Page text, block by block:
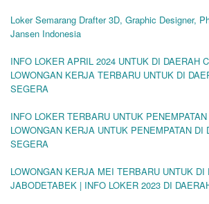
Loker Semarang Drafter 3D, Graphic Designer,
Jansen Indonesia
INFO LOKER APRIL 2024 UNTUK DI DAERAH
LOWONGAN KERJA TERBARU UNTUK DI
SEGERA
INFO LOKER TERBARU UNTUK
LOWONGAN KERJA UNTUK PENEMPATAN DI
SEGERA
LOWONGAN KERJA MEI TERBARU UNTUK DI
JABODETABEK | INFO LOKER 2023 DI